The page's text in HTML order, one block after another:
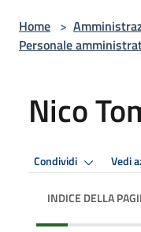
Home >
Personale
Nico
Condividi Vedi
INDICE DELLA